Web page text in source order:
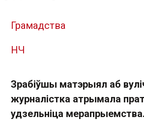
Грамадства
НЧ
Зрабіўшы матэрыял аб
журналістка атрымала
удзельніца мерапрыемства.